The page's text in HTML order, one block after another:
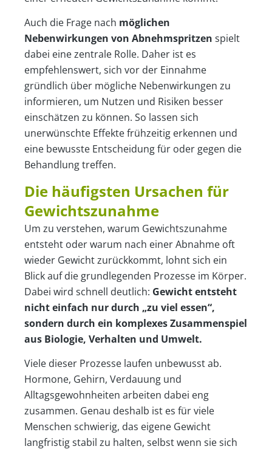
Auch die Frage nach möglichen
Nebenwirkungen von Abnehmspritzen spielt
dabei eine zentrale Rolle. Daher ist es
empfehlenswert, sich vor der Einnahme
gründlich über mögliche Nebenwirkungen zu
informieren, um Nutzen und Risiken besser
einschätzen zu können. So lassen sich
unerwünschte Effekte frühzeitig erkennen und
eine bewusste Entscheidung für oder gegen die
Behandlung treffen.
Die häufigsten Ursachen für
Gewichtszunahme
Um zu verstehen, warum Gewichtszunahme
entsteht oder warum nach einer Abnahme oft
wieder Gewicht zurückkommt, lohnt sich ein
Blick auf die grundlegenden Prozesse im Körper.
Dabei wird schnell deutlich: Gewicht entsteht
nicht einfach nur durch „zu viel essen“,
sondern durch ein komplexes Zusammenspiel
aus Biologie, Verhalten und Umwelt.
Viele dieser Prozesse laufen unbewusst ab.
Hormone, Gehirn, Verdauung und
Alltagsgewohnheiten arbeiten dabei eng
zusammen. Genau deshalb ist es für viele
Menschen schwierig, das eigene Gewicht
langfristig stabil zu halten, selbst wenn sie sich